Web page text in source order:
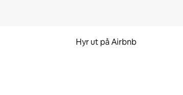
Hyr ut på Airbnb